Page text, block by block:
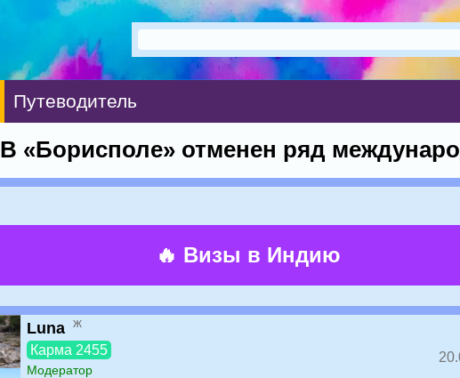
Путеводитель
В «Борисполе» отменен ряд
🔥 Визы в Индию
Luna ж
Карма 2455
Модератор